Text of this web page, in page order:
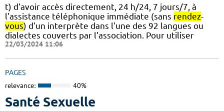
t) d'avoir accès directement, 24 h/24, 7 jours/7, à
l'assistance téléphonique immédiate (sans rendez-
vous) d'un interprète dans l'une des 92 langues ou
dialectes couverts par l'association. Pour utiliser
22/03/2024 11:06
PAGES
relevance: 40%
Santé Sexuelle